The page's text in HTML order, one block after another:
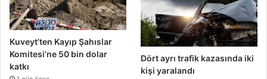
Kuveyt’ten Kayıp Şahıslar
Komitesi’ne 50 bin dolar
katkı
Dört ayrı trafik kazasında iki
kişi yaralandı